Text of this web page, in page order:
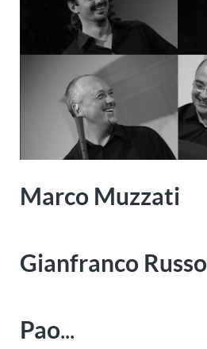
Marco Muzzati
Gianfranco Russo
Pao...